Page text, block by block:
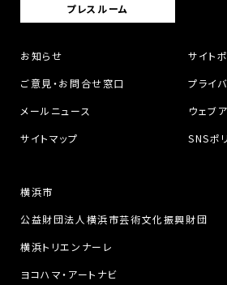
プレスルーム
お知らせ
ご意見・お問合せ窓口
メールニュース
サイトマップ
サイト
プライ
ウェブ
SNSポ
横浜市
公益財団法人横浜市芸術文化振興財団
横浜トリエンナーレ
ヨコハマ・アートナビ